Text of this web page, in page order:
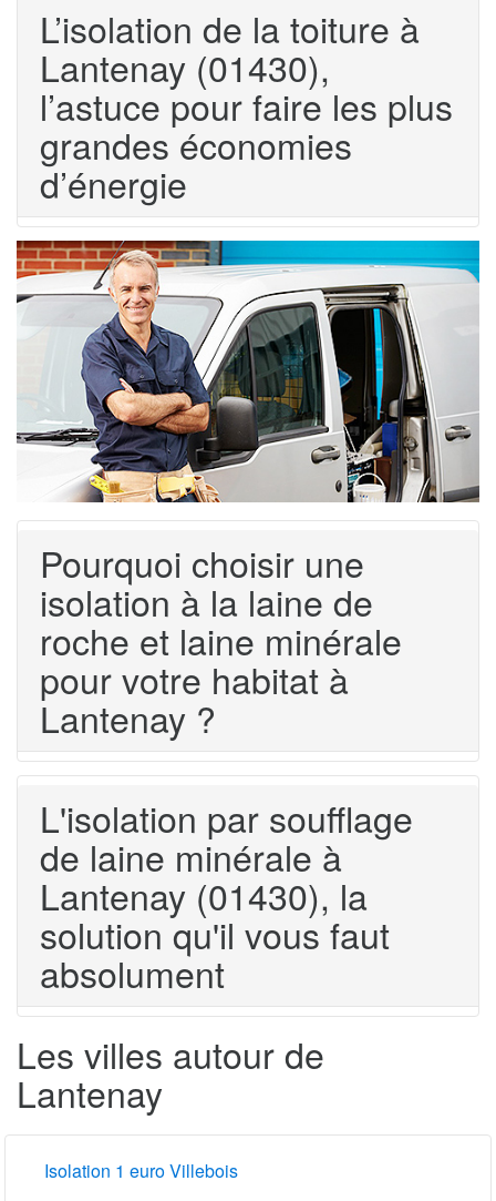
L’isolation de la toiture à
Lantenay (01430),
l’astuce pour faire les plus
grandes économies
d’énergie
Pourquoi choisir une
isolation à la laine de
roche et laine minérale
pour votre habitat à
Lantenay ?
L'isolation par soufflage
de laine minérale à
Lantenay (01430), la
solution qu'il vous faut
absolument
Les villes autour de
Lantenay
Isolation 1 euro Villebois